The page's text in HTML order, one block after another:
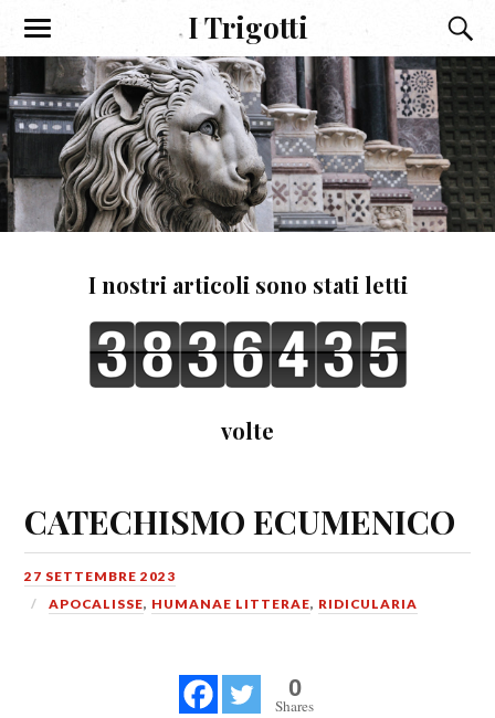
I Trigotti
I nostri articoli sono stati letti
volte
CATECHISMO ECUMENICO
27 SETTEMBRE 2023
APOCALISSE, HUMANAE LITTERAE, RIDICULARIA
0
Shares